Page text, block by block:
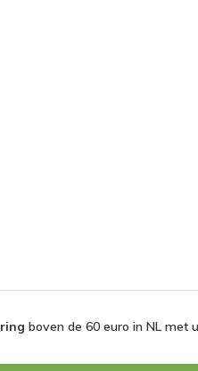
boven de 60 euro in NL met